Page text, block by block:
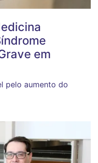
em
pelo aumento do